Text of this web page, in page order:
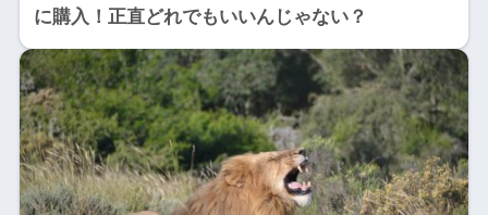
に購入！正直どれでもいいんじゃない？